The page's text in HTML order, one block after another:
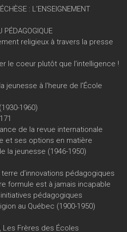
: L’ENSEIGNEMENT
PÉDAGOGIQUE
religieux à travers la presse
le coeur plutôt que l’intelligence !
jeunesse à l’heure de l’École
1960)
de la revue internationale
et ses options en matière
la jeunesse (1946-1950)
d’innovations pédagogiques
formule est à jamais incapable
pédagogiques
au Québec (1900-1950)
Les Frères des Écoles